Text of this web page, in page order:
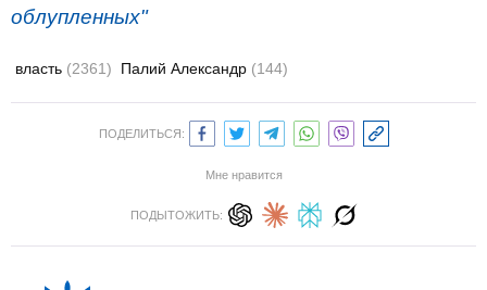
облупленных"
власть (2361) Палий Александр (144)
ПОДЕЛИТЬСЯ:
Мне нравится
ПОДЫТОЖИТЬ: